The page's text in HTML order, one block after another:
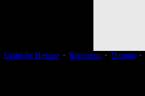
Grabo.bg Начало · Контакти · Помощ ·